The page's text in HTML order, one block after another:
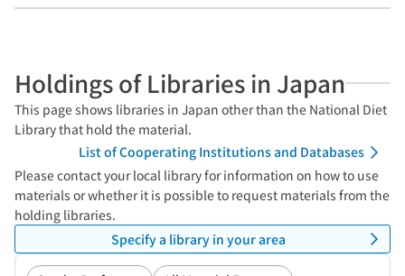
Holdings of Libraries in Japan
This page shows libraries in Japan other than the National Diet
Library that hold the material.
List of Cooperating Institutions and Databases
Please contact your local library for information on how to use
materials or whether it is possible to request materials from the
holding libraries.
Specify a library in your area